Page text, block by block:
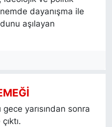
dayanışma ile
aşılayan
yarısından sonra